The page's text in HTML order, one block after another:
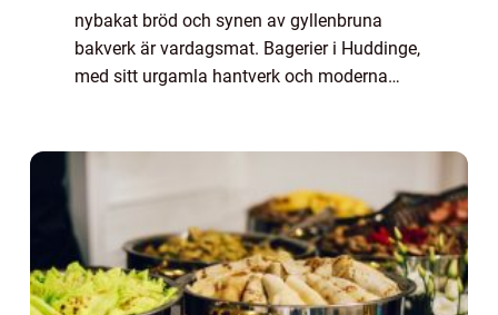
nybakat bröd och synen av gyllenbruna
bakverk är vardagsmat. Bagerier i Huddinge,
med sitt urgamla hantverk och moderna